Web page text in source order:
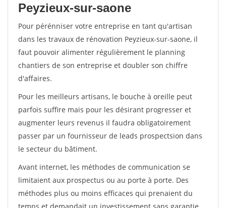
Peyzieux-sur-saone
Pour pérénniser votre entreprise en tant qu'artisan
dans les travaux de rénovation Peyzieux-sur-saone, il
faut pouvoir alimenter régulièrement le planning
chantiers de son entreprise et doubler son chiffre
d'affaires.
Pour les meilleurs artisans, le bouche à oreille peut
parfois suffire mais pour les désirant progresser et
augmenter leurs revenus il faudra obligatoirement
passer par un fournisseur de leads prospectsion dans
le secteur du bâtiment.
Avant internet, les méthodes de communication se
limitaient aux prospectus ou au porte à porte. Des
méthodes plus ou moins efficaces qui prenaient du